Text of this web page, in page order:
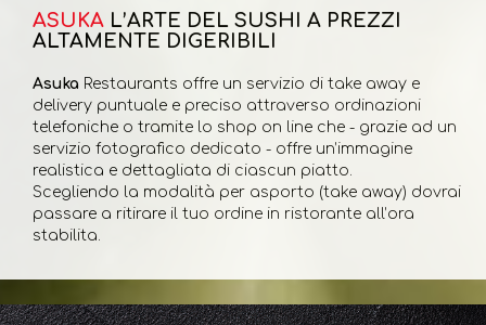
ASUKA L’ARTE DEL SUSHI A PREZZI
ALTAMENTE DIGERIBILI
Asuka Restaurants offre un servizio di take away e
delivery puntuale e preciso attraverso ordinazioni
telefoniche o tramite lo shop on line che - grazie ad un
servizio fotografico dedicato - offre un’immagine
realistica e dettagliata di ciascun piatto.
Scegliendo la modalità per asporto (take away) dovrai
passare a ritirare il tuo ordine in ristorante all’ora
stabilita.